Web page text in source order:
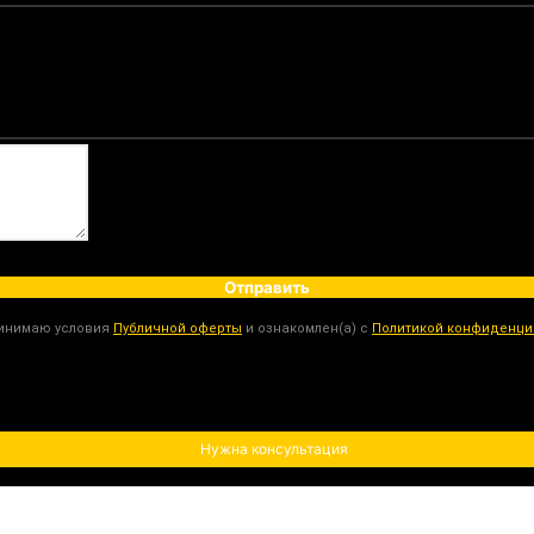
Отправить
условия Публичной оферты и ознакомлен(а) с Политикой
Нужна консультация